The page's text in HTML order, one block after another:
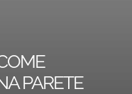
PARETE